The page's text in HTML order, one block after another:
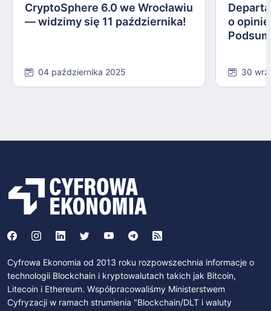
CryptoSphere 6.0 we Wrocławiu
— widzimy się 11 października!
04 października 2025
o opinie
30
Cyfrowa Ekonomia od 2013 roku rozpowszechnia informacje o
technologii Blockchain i kryptowalutach takich jak Bitcoin,
Litecoin i Ethereum. Współpracowaliśmy Ministerstwem
Cyfryzacji w ramach strumienia "Blockchain/DLT i waluty